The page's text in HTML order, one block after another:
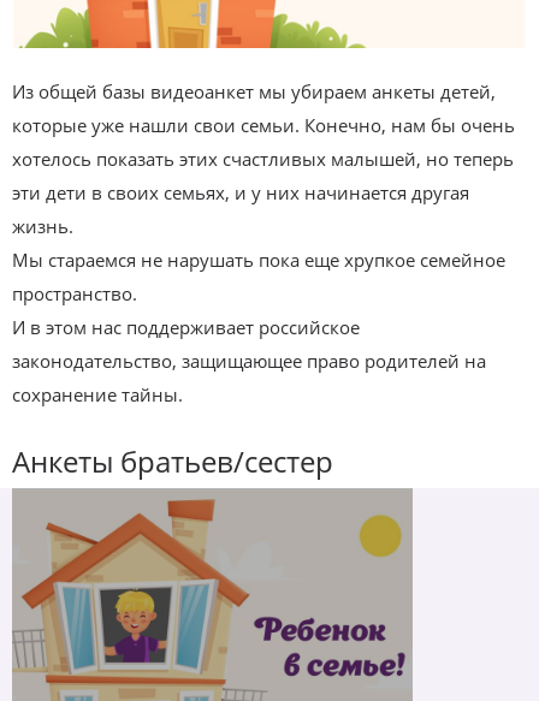
Из общей базы видеоанкет мы убираем анкеты детей,
которые уже нашли свои семьи. Конечно, нам бы очень
хотелось показать этих счастливых малышей, но теперь
эти дети в своих семьях, и у них начинается другая
жизнь.
Мы стараемся не нарушать пока еще хрупкое семейное
пространство.
И в этом нас поддерживает российское
законодательство, защищающее право родителей на
сохранение тайны.
Анкеты братьев/сестер